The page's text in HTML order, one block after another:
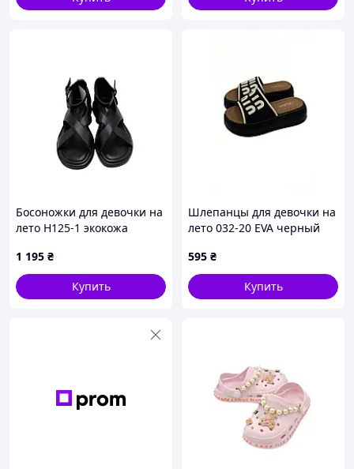
Босоножки для девочки на
лето H125-1 экокожа
ремешки 40(р)
1 195 ₴
Купить
Шлепанцы для девочки на
лето 032-20 EVA черный
595 ₴
Купить